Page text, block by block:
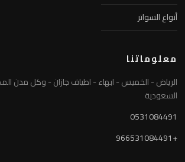
أنواع السواتر
معلوماتنا
الرياض - الخميس - ابهاء - اطياف جازان - وكل مدن
السعودية
0531084491
+966531084491